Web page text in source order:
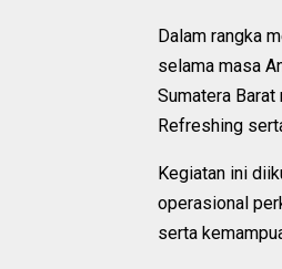
Dalam rangka
selama masa
Sumatera
Refreshing
Kegiatan ini
operasional
serta